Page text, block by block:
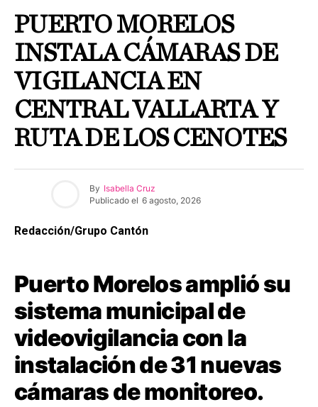
PUERTO MORELOS
INSTALA CÁMARAS DE
VIGILANCIA EN
CENTRAL VALLARTA Y
RUTA DE LOS CENOTES
By Isabella Cruz
Publicado el 6 agosto, 2026
Redacción/Grupo Cantón
Puerto Morelos amplió su
sistema municipal de
videovigilancia con la
instalación de 31 nuevas
cámaras de monitoreo.